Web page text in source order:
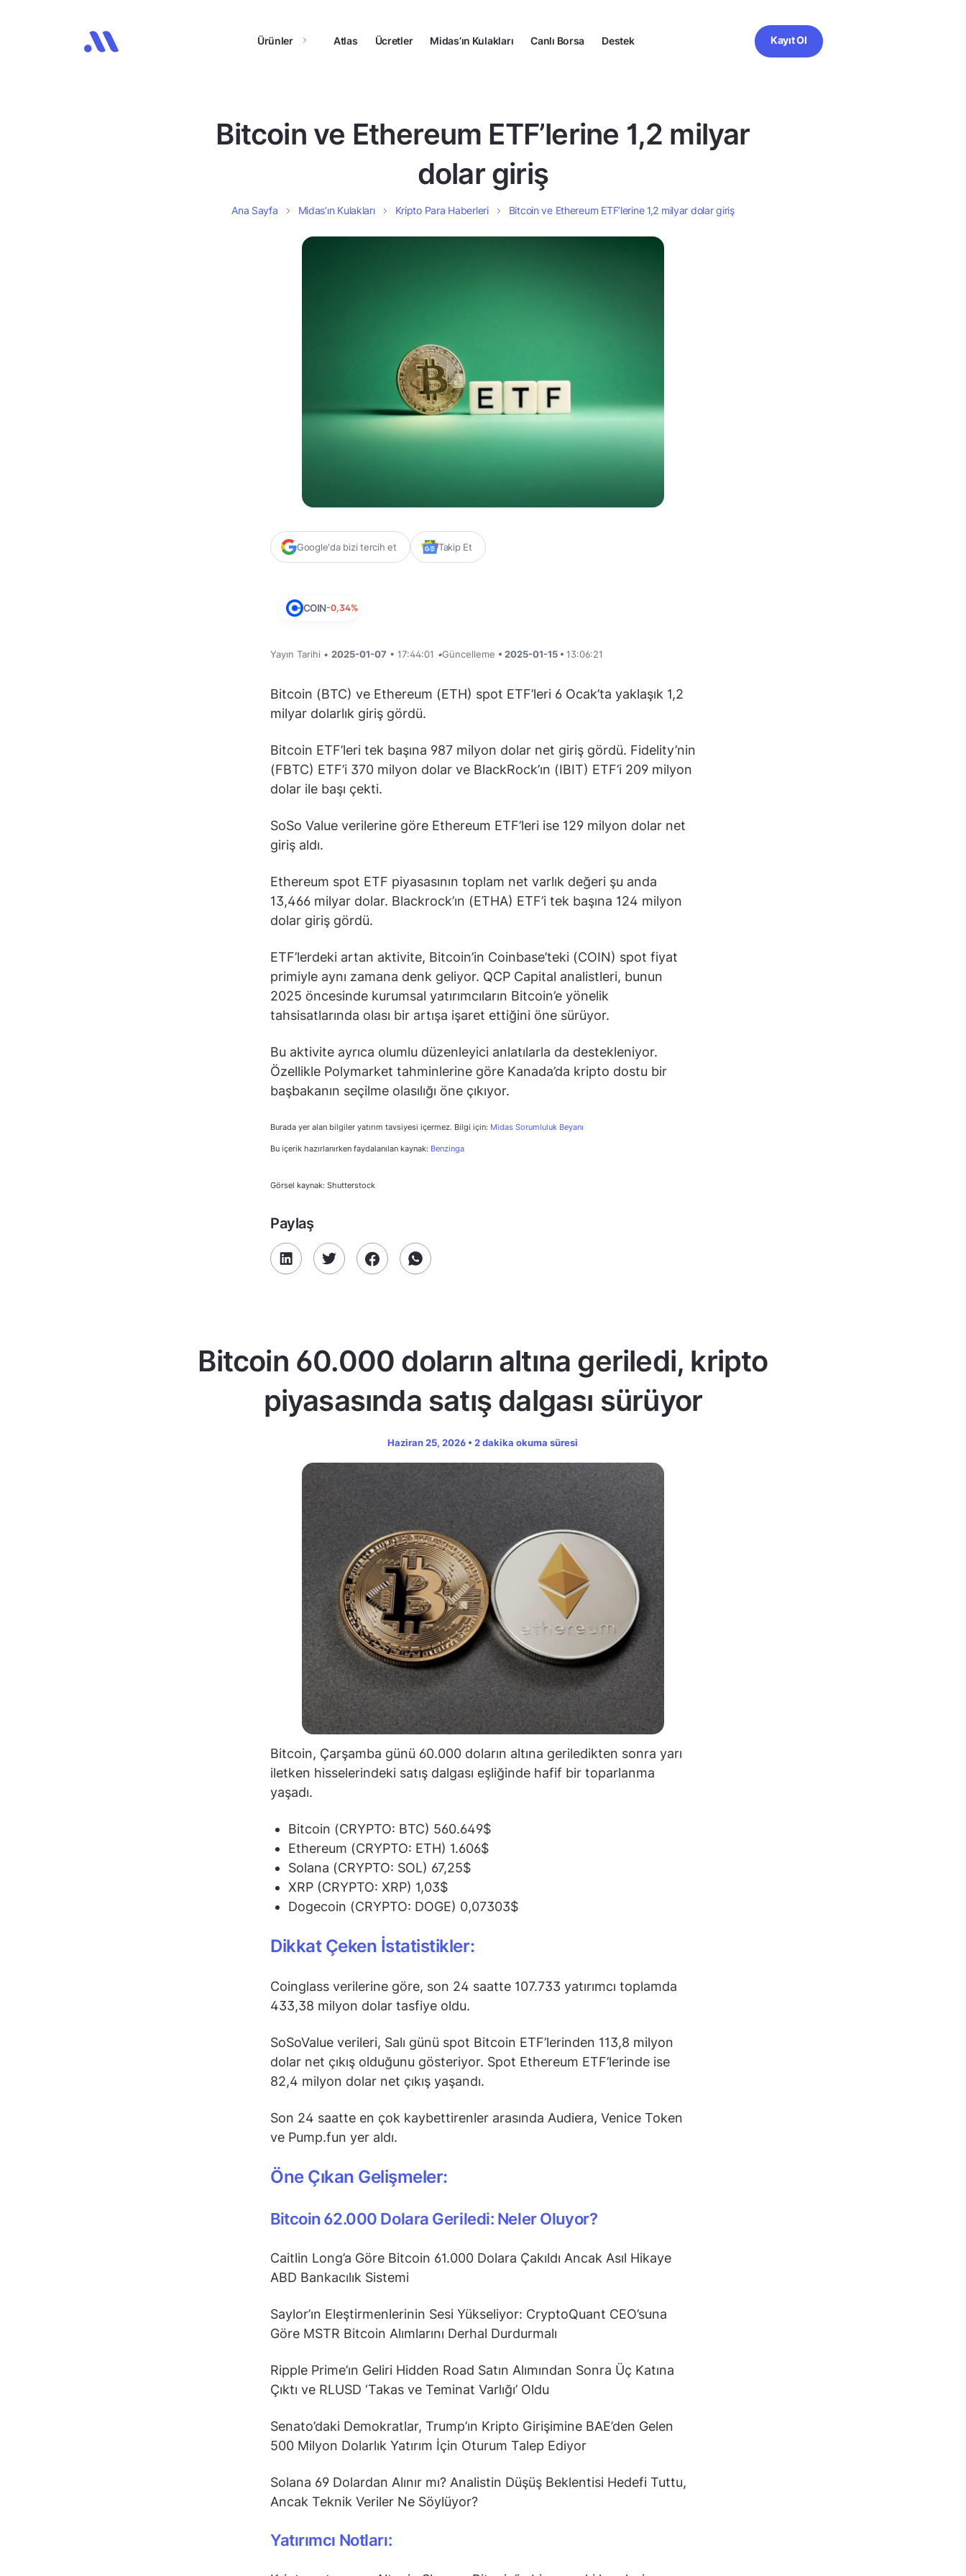
Ürünler Atlas Ücretler Midas’ın Kulakları Canlı Borsa Destek Kayıt Ol
Bitcoin ve Ethereum ETF’lerine 1,2 milyar
dolar giriş
Ana Sayfa Midas’ın Kulakları Kripto Para Haberleri Bitcoin ve Ethereum ETF’lerine 1,2 milyar dolar giriş
Google'da bizi tercih et Takip Et
COIN-0,34%
Yayın Tarihi • 2025-01-07 • 17:44:01 •Güncelleme • 2025-01-15 • 13:06:21
Bitcoin (BTC) ve Ethereum (ETH) spot ETF’leri 6 Ocak’ta yaklaşık 1,2
milyar dolarlık giriş gördü.
Bitcoin ETF’leri tek başına 987 milyon dolar net giriş gördü. Fidelity’nin
(FBTC) ETF’i 370 milyon dolar ve BlackRock’ın (IBIT) ETF’i 209 milyon
dolar ile başı çekti.
SoSo Value verilerine göre Ethereum ETF’leri ise 129 milyon dolar net
giriş aldı.
Ethereum spot ETF piyasasının toplam net varlık değeri şu anda
13,466 milyar dolar. Blackrock’ın (ETHA) ETF’i tek başına 124 milyon
dolar giriş gördü.
ETF’lerdeki artan aktivite, Bitcoin’in Coinbase’teki (COIN) spot fiyat
primiyle aynı zamana denk geliyor. QCP Capital analistleri, bunun
2025 öncesinde kurumsal yatırımcıların Bitcoin’e yönelik
tahsisatlarında olası bir artışa işaret ettiğini öne sürüyor.
Bu aktivite ayrıca olumlu düzenleyici anlatılarla da destekleniyor.
Özellikle Polymarket tahminlerine göre Kanada’da kripto dostu bir
başbakanın seçilme olasılığı öne çıkıyor.
Burada yer alan bilgiler yatırım tavsiyesi içermez. Bilgi için: Midas Sorumluluk Beyanı
Bu içerik hazırlanırken faydalanılan kaynak: Benzinga
Görsel kaynak: Shutterstock
Paylaş
Bitcoin 60.000 doların altına geriledi, kripto
piyasasında satış dalgası sürüyor
Haziran 25, 2026 • 2 dakika okuma süresi
Bitcoin, Çarşamba günü 60.000 doların altına geriledikten sonra yarı
iletken hisselerindeki satış dalgası eşliğinde hafif bir toparlanma
yaşadı.
Bitcoin (CRYPTO: BTC) 560.649$
Ethereum (CRYPTO: ETH) 1.606$
Solana (CRYPTO: SOL) 67,25$
XRP (CRYPTO: XRP) 1,03$
Dogecoin (CRYPTO: DOGE) 0,07303$
Dikkat Çeken İstatistikler:
Coinglass verilerine göre, son 24 saatte 107.733 yatırımcı toplamda
433,38 milyon dolar tasfiye oldu.
SoSoValue verileri, Salı günü spot Bitcoin ETF’lerinden 113,8 milyon
dolar net çıkış olduğunu gösteriyor. Spot Ethereum ETF’lerinde ise
82,4 milyon dolar net çıkış yaşandı.
Son 24 saatte en çok kaybettirenler arasında Audiera, Venice Token
ve Pump.fun yer aldı.
Öne Çıkan Gelişmeler:
Bitcoin 62.000 Dolara Geriledi: Neler Oluyor?
Caitlin Long’a Göre Bitcoin 61.000 Dolara Çakıldı Ancak Asıl Hikaye
ABD Bankacılık Sistemi
Saylor’ın Eleştirmenlerinin Sesi Yükseliyor: CryptoQuant CEO’suna
Göre MSTR Bitcoin Alımlarını Derhal Durdurmalı
Ripple Prime’ın Geliri Hidden Road Satın Alımından Sonra Üç Katına
Çıktı ve RLUSD ‘Takas ve Teminat Varlığı’ Oldu
Senato’daki Demokratlar, Trump’ın Kripto Girişimine BAE’den Gelen
500 Milyon Dolarlık Yatırım İçin Oturum Talep Ediyor
Solana 69 Dolardan Alınır mı? Analistin Düşüş Beklentisi Hedefi Tuttu,
Ancak Teknik Veriler Ne Söylüyor?
Yatırımcı Notları: